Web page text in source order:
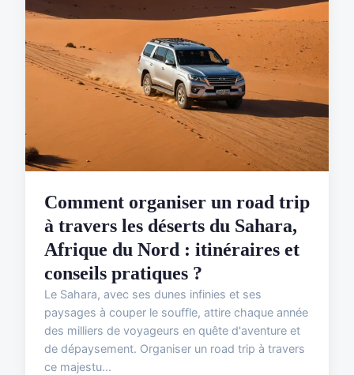
Comment organiser un road trip
à travers les déserts du Sahara,
Afrique du Nord : itinéraires et
conseils pratiques ?
Le Sahara, avec ses dunes infinies et ses
paysages à couper le souffle, attire chaque année
des milliers de voyageurs en quête d'aventure et
de dépaysement. Organiser un road trip à travers
ce majestu...